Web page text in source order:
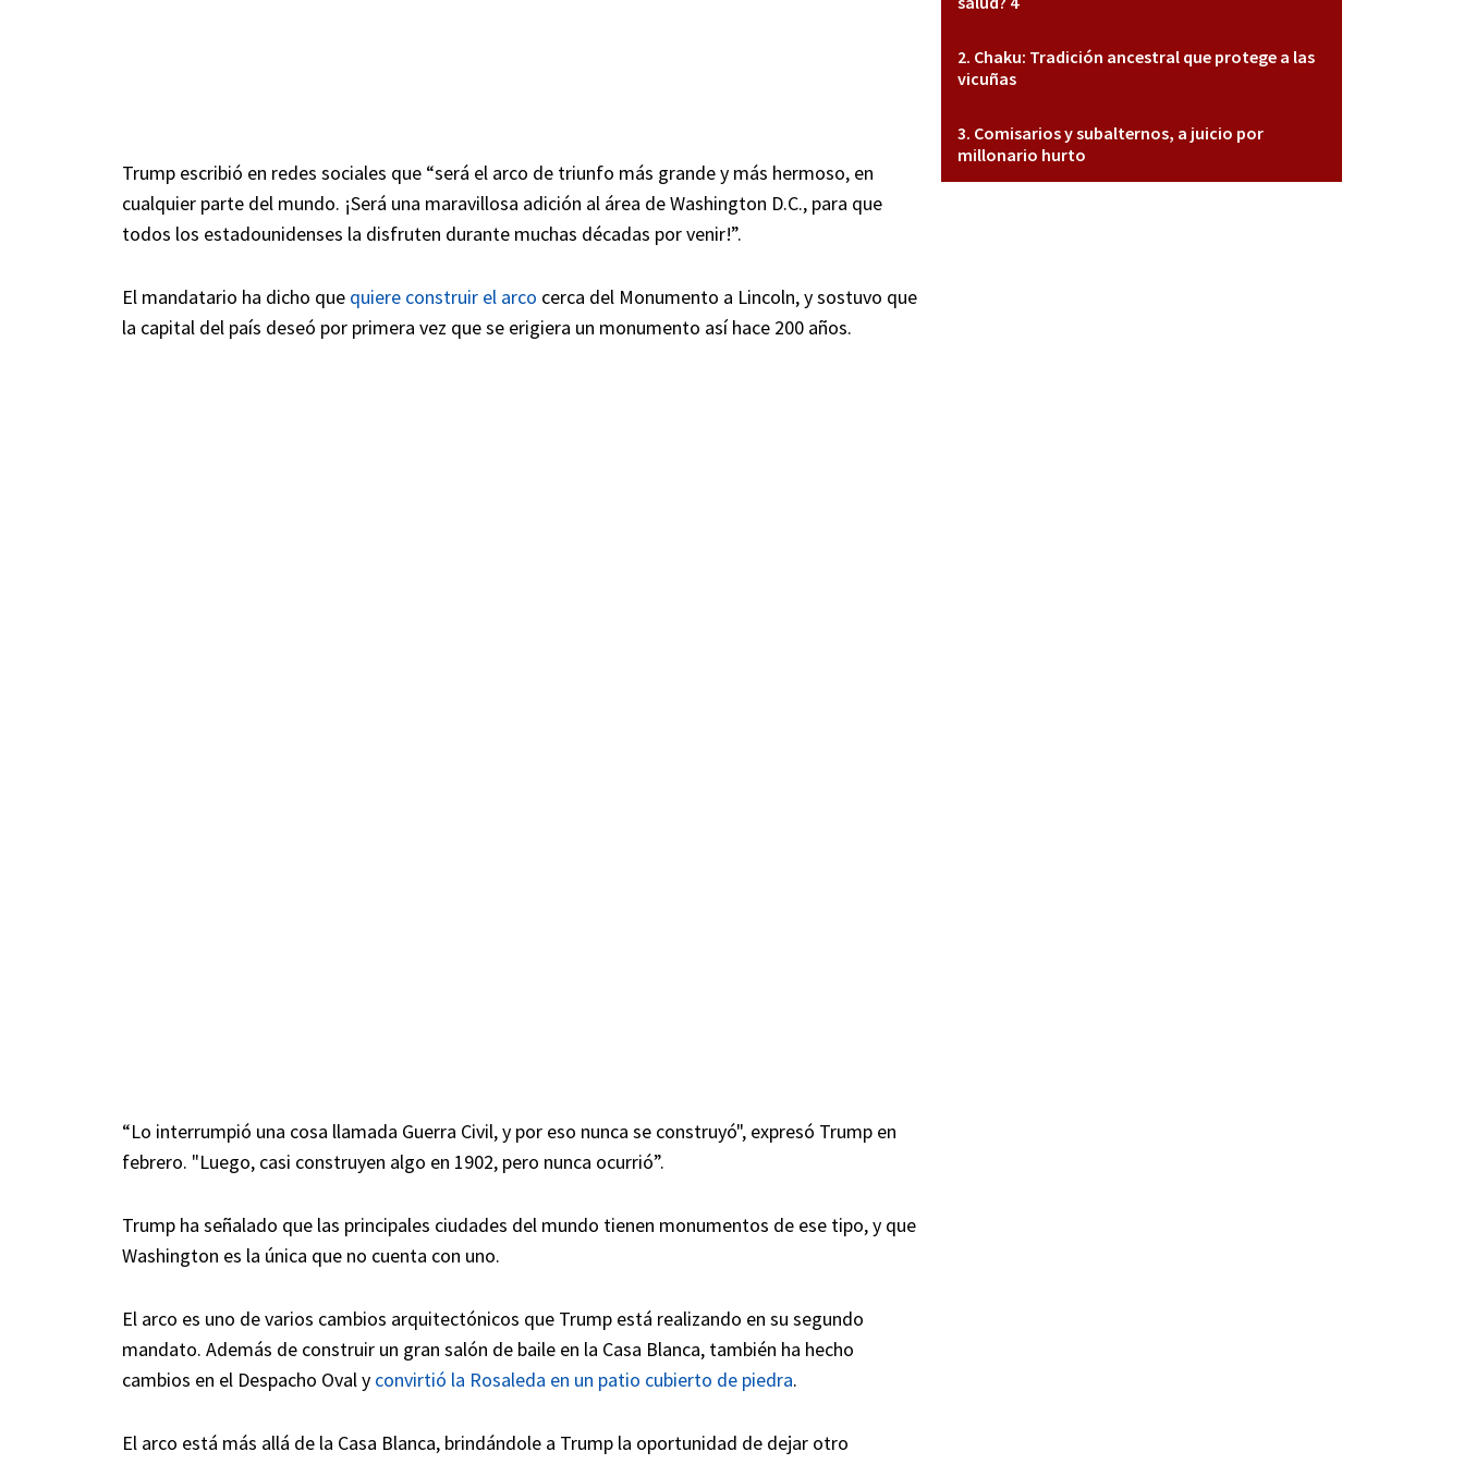
Trump escribió en redes sociales que “será el arco de triunfo más grande y más hermoso, en
cualquier parte del mundo. ¡Será una maravillosa adición al área de Washington D.C., para que
todos los estadounidenses la disfruten durante muchas décadas por venir!”.
El mandatario ha dicho que quiere construir el arco cerca del Monumento a Lincoln, y sostuvo que
la capital del país deseó por primera vez que se erigiera un monumento así hace 200 años.
“Lo interrumpió una cosa llamada Guerra Civil, y por eso nunca se construyó", expresó Trump en
febrero. "Luego, casi construyen algo en 1902, pero nunca ocurrió”.
Trump ha señalado que las principales ciudades del mundo tienen monumentos de ese tipo, y que
Washington es la única que no cuenta con uno.
El arco es uno de varios cambios arquitectónicos que Trump está realizando en su segundo
mandato. Además de construir un gran salón de baile en la Casa Blanca, también ha hecho
cambios en el Despacho Oval y convirtió la Rosaleda en un patio cubierto de piedra.
El arco está más allá de la Casa Blanca, brindándole a Trump la oportunidad de dejar otro
Chaku: Tradición ancestral que protege a las
vicuñas
Comisarios y subalternos, a juicio por
millonario hurto